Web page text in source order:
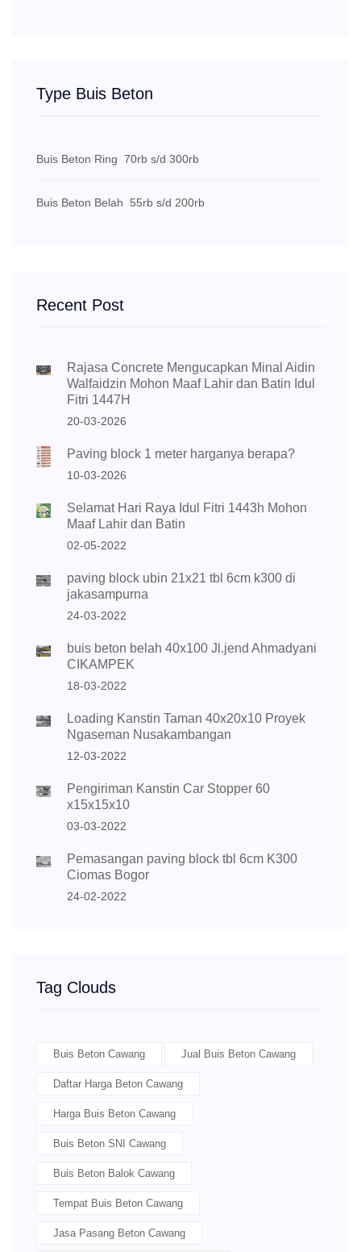
Type Buis Beton
Buis Beton Ring 70rb s/d 300rb
Buis Beton Belah 55rb s/d 200rb
Recent Post
Rajasa Concrete Mengucapkan Minal Aidin
Walfaidzin Mohon Maaf Lahir dan Batin Idul
Fitri 1447H
20-03-2026
Paving block 1 meter harganya berapa?
10-03-2026
Selamat Hari Raya Idul Fitri 1443h Mohon
Maaf Lahir dan Batin
02-05-2022
paving block ubin 21x21 tbl 6cm k300 di
jakasampurna
24-03-2022
buis beton belah 40x100 Jl.jend Ahmadyani
CIKAMPEK
18-03-2022
Loading Kanstin Taman 40x20x10 Proyek
Ngaseman Nusakambangan
12-03-2022
Pengiriman Kanstin Car Stopper 60
x15x15x10
03-03-2022
Pemasangan paving block tbl 6cm K300
Ciomas Bogor
24-02-2022
Tag Clouds
Buis Beton Cawang Jual Buis Beton Cawang
Daftar Harga Beton Cawang
Harga Buis Beton Cawang
Buis Beton SNI Cawang
Buis Beton Balok Cawang
Tempat Buis Beton Cawang
Jasa Pasang Beton Cawang